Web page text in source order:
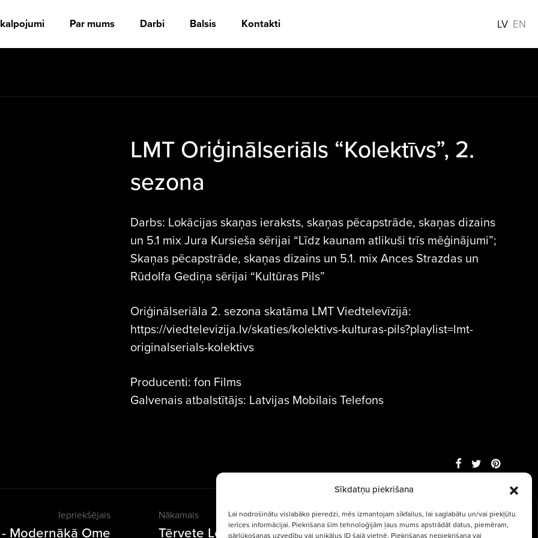
Sīkdatņu piekrišana
Lai nodrošinātu vislabāko pieredzi, mēs izmantojam sīkfailus, lai saglabātu un/vai piekļūtu
ierīces informācijai. Piekrišana šīm tehnoloģijām ļaus mums apstrādāt datus, piemēram,
pārlūkošanas uzvedību vai unikālus ID šajā vietnē. Piekrišanas nepiekrišana vai
Par mums Darbi Balsis Kontakti LV EN
LMT Oriģinālseriāls “Kolektīvs”, 2.
sezona
Darbs: Lokācijas skaņas ieraksts, skaņas pēcapstrāde, skaņas dizains
un 5.1 mix Jura Kursieša sērijai “Līdz kaunam atlikuši trīs mēģinājumi”;
Skaņas pēcapstrāde, skaņas dizains un 5.1. mix Ances Strazdas un
Rūdolfa Gediņa sērijai “Kultūras Pils”
Oriģinālseriāla 2. sezona skatāma LMT Viedtelevīzijā:
https://viedtelevizija.lv/skaties/kolektivs-kulturas-pils?playlist=lmt-
originalserials-kolektivs
Producenti: fon Films
Galvenais atbalstītājs: Latvijas Mobilais Telefons
Iepriekšējais
Modernākā Ome
Nākamais
Tērvete London Dry Gin - Tas ir